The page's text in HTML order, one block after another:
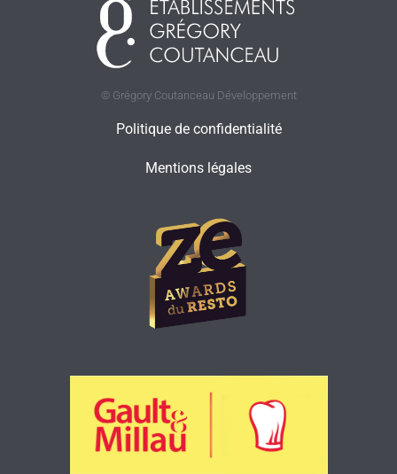
© Grégory Coutanceau Développement
Politique de confidentialité
Mentions légales